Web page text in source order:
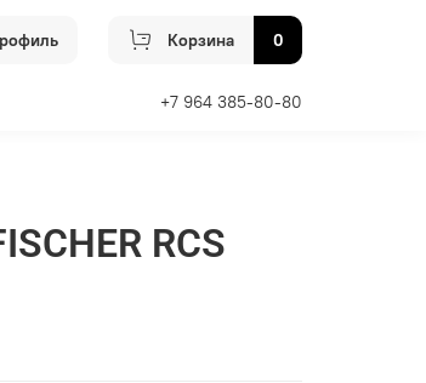
Корзина 0
+7 964 385-80-80
RCS